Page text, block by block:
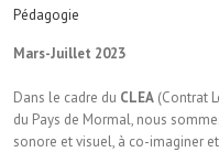
Pédagogie
Mars-Juillet 2023
Dans le cadre du CLEA (Contrat
du Pays de Mormal, nous
sonore et visuel, à co-imaginer